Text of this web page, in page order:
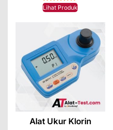
★★★★★
Lihat Produk
Alat Ukur Klorin